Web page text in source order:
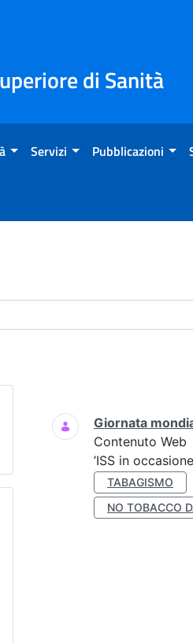
di Sanità
Servizi Pubblicazioni
- Eventi
Ricerca
Giornata
Contenuto Web
’ISS in
TABAGISMO
NO TOBACCO